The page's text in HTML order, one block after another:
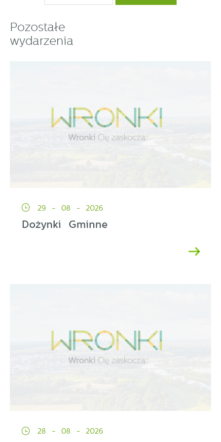
Pozostałe
wydarzenia
29 - 08 - 2026
Dożynki Gminne
28 - 08 - 2026